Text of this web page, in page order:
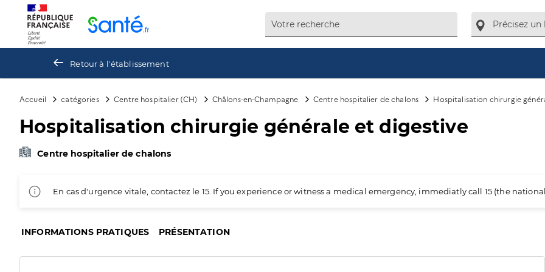
Retour à l'établissement
Accueil catégories Centre hospitalier (CH) Châlons-en-Champagne Centre hospitalier de chalons Hospitalisation chirurgie
Hospitalisation chirurgie générale et digestive
Centre hospitalier de chalons
En cas d'urgence vitale, contactez le 15. If you experience or witness a medical emergency, immediatly call 15 (the
INFORMATIONS PRATIQUES PRÉSENTATION
Panneau de gestion des cookies